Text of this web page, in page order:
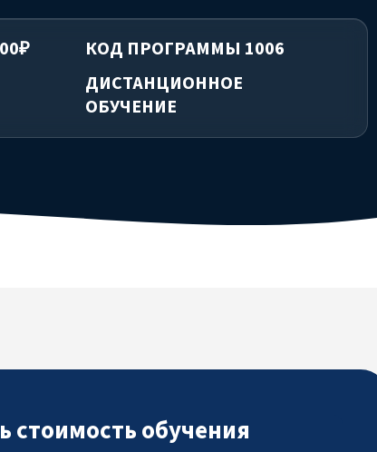
КОД ПРОГРАММЫ 1006
ДИСТАНЦИОННОЕ
ОБУЧЕНИЕ
стоимость обучения